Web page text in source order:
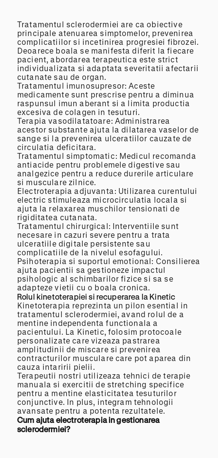
Tratamentul sclerodermiei are ca obiective
principale atenuarea simptomelor, prevenirea
complicatiilor si incetinirea progresiei fibrozei.
Deoarece boala se manifesta diferit la fiecare
pacient, abordarea terapeutica este strict
individualizata si adaptata severitatii afectarii
cutanate sau de organ.
Tratamentul imunosupresor: Aceste
medicamente sunt prescrise pentru a diminua
raspunsul imun aberant si a limita productia
excesiva de colagen in tesuturi.
Terapia vasodilatatoare: Administrarea
acestor substante ajuta la dilatarea vaselor de
sange si la prevenirea ulceratiilor cauzate de
circulatia deficitara.
Tratamentul simptomatic: Medicul recomanda
antiacide pentru problemele digestive sau
analgezice pentru a reduce durerile articulare
si musculare zilnice.
Electroterapia adjuvanta: Utilizarea curentului
electric stimuleaza microcirculatia locala si
ajuta la relaxarea muschilor tensionati de
rigiditatea cutanata.
Tratamentul chirurgical: Interventiile sunt
necesare in cazuri severe pentru a trata
ulceratiile digitale persistente sau
complicatiile de la nivelul esofagului.
Psihoterapia si suportul emotional: Consilierea
ajuta pacientii sa gestioneze impactul
psihologic al schimbarilor fizice si sa se
adapteze vietii cu o boala cronica.
Rolul kinetoterapiei si recuperarea la Kinetic
Kinetoterapia reprezinta un pilon esential in
tratamentul sclerodermiei, avand rolul de a
mentine independenta functionala a
pacientului. La Kinetic, folosim protocoale
personalizate care vizeaza pastrarea
amplitudinii de miscare si prevenirea
contracturilor musculare care pot aparea din
cauza intaririi pielii.
Terapeutii nostri utilizeaza tehnici de terapie
manuala si exercitii de stretching specifice
pentru a mentine elasticitatea tesuturilor
conjunctive. In plus, integram tehnologii
avansate pentru a potenta rezultatele.
Cum ajuta electroterapia in gestionarea
sclerodermiei?